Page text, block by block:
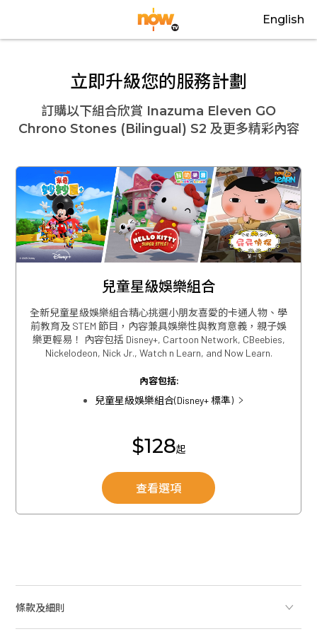
English
立即升級您的服務計劃
訂購以下組合欣賞 Inazuma Eleven GO
Chrono Stones (Bilingual) S2 及更多精彩內容
兒童星級娛樂組合
全新兒童星級娛樂組合精心挑選小朋友喜愛的卡通人物、學
前教育及 STEM 節目，內容兼具娛樂性與教育意義，親子娛
樂更輕易！ 內容包括 Disney+, Cartoon Network, CBeebies,
Nickelodeon, Nick Jr., Watch n Learn, and Now Learn.
內容包括:
兒童星級娛樂組合(Disney+ 標準)
$128起
查看選項
條款及細則
關閉